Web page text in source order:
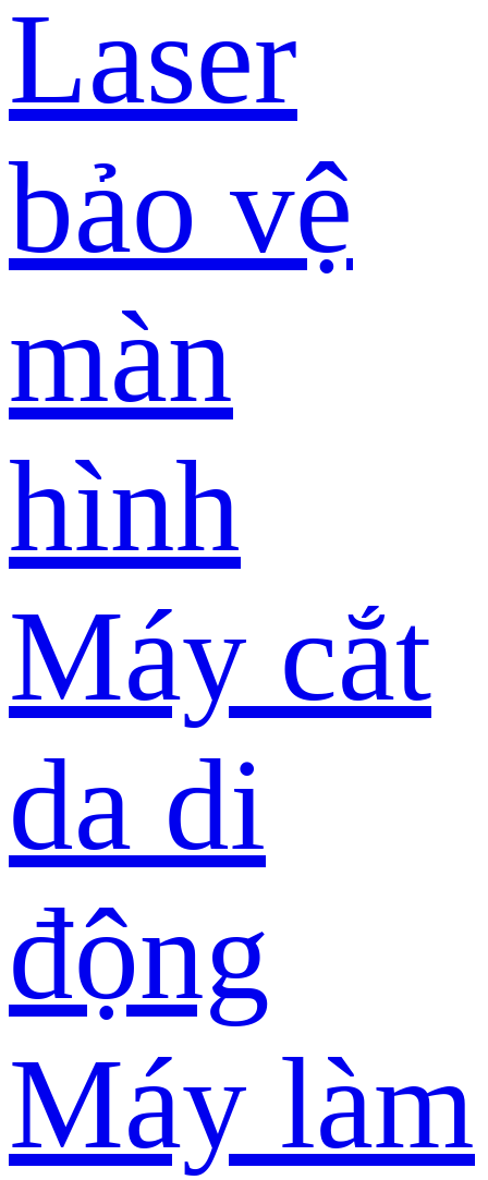
Laser
bảo vệ
màn
hình
Máy cắt
da di
động
Máy làm